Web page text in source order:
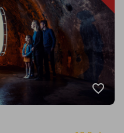
favorite_border